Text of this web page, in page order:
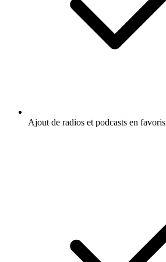
Ajout de radios et podcasts en favoris